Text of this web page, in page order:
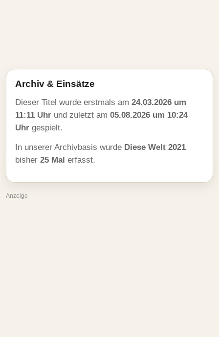
Archiv & Einsätze
Dieser Titel wurde erstmals am 24.03.2026 um
11:11 Uhr und zuletzt am 05.08.2026 um 10:24
Uhr gespielt.
In unserer Archivbasis wurde Diese Welt 2021
bisher 25 Mal erfasst.
Anzeige